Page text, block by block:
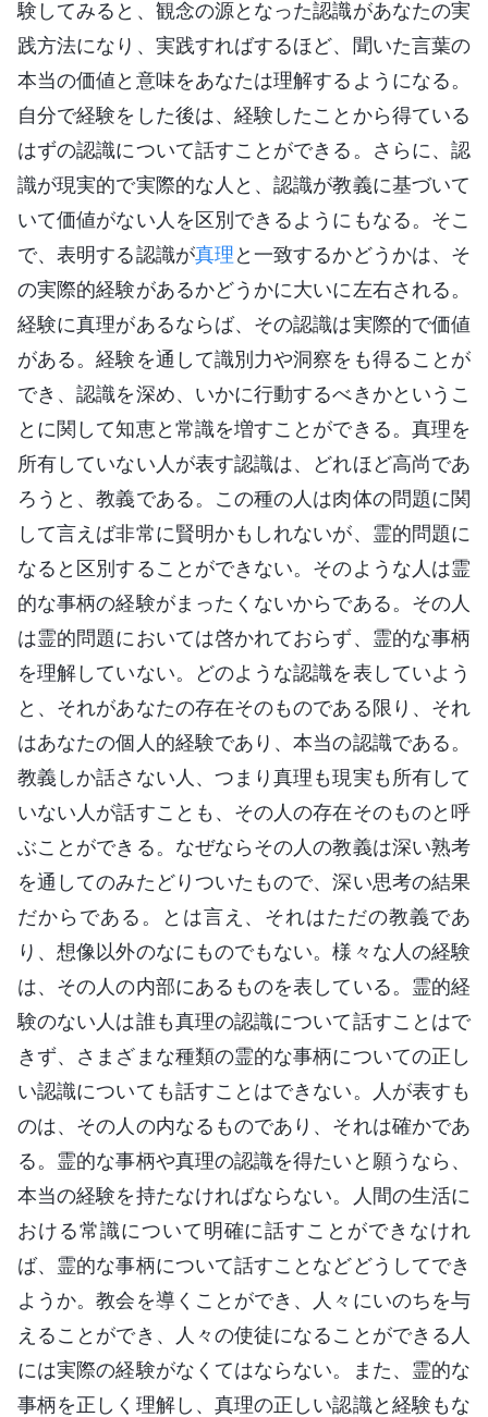
験してみると、観念の源となった認識があなたの実
践方法になり、実践すればするほど、聞いた言葉の
本当の価値と意味をあなたは理解するようになる。
自分で経験をした後は、経験したことから得ている
はずの認識について話すことができる。さらに、認
識が現実的で実際的な人と、認識が教義に基づいて
いて価値がない人を区別できるようにもなる。そこ
で、表明する認識が真理と一致するかどうかは、そ
の実際的経験があるかどうかに大いに左右される。
経験に真理があるならば、その認識は実際的で価値
がある。経験を通して識別力や洞察をも得ることが
でき、認識を深め、いかに行動するべきかというこ
とに関して知恵と常識を増すことができる。真理を
所有していない人が表す認識は、どれほど高尚であ
ろうと、教義である。この種の人は肉体の問題に関
して言えば非常に賢明かもしれないが、霊的問題に
なると区別することができない。そのような人は霊
的な事柄の経験がまったくないからである。その人
は霊的問題においては啓かれておらず、霊的な事柄
を理解していない。どのような認識を表していよう
と、それがあなたの存在そのものである限り、それ
はあなたの個人的経験であり、本当の認識である。
教義しか話さない人、つまり真理も現実も所有して
いない人が話すことも、その人の存在そのものと呼
ぶことができる。なぜならその人の教義は深い熟考
を通してのみたどりついたもので、深い思考の結果
だからである。とは言え、それはただの教義であ
り、想像以外のなにものでもない。様々な人の経験
は、その人の内部にあるものを表している。霊的経
験のない人は誰も真理の認識について話すことはで
きず、さまざまな種類の霊的な事柄についての正し
い認識についても話すことはできない。人が表すも
のは、その人の内なるものであり、それは確かであ
る。霊的な事柄や真理の認識を得たいと願うなら、
本当の経験を持たなければならない。人間の生活に
おける常識について明確に話すことができなけれ
ば、霊的な事柄について話すことなどどうしてでき
ようか。教会を導くことができ、人々にいのちを与
えることができ、人々の使徒になることができる人
には実際の経験がなくてはならない。また、霊的な
事柄を正しく理解し、真理の正しい認識と経験もな